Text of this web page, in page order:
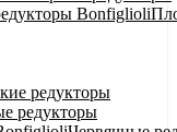
редукторы
редукторы